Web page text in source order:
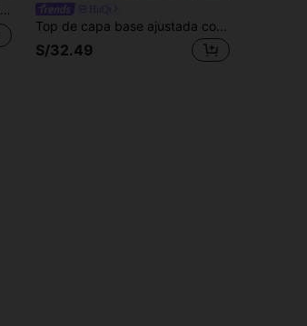
Top de capa base ajustada con textura de canalé de cuello alto de punto blanco informal para niñas preadolescentes, versátil camiseta para otoño/invierno
S/32.49